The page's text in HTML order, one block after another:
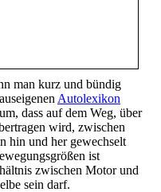
man kurz und bündig
Autolexikon
dass auf dem Weg, über
wird, zwischen
hin und her gewechselt
ist
zwischen Motor und
sein darf.